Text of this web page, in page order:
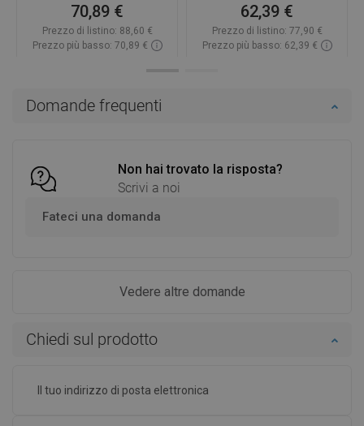
Domande frequenti
Non hai trovato la risposta?
Scrivi a noi
Fateci una domanda
Vedere altre domande
Chiedi sul prodotto
70,89 €
Prezzo di listino: 88,60 €
Prezzo più basso: 70,89 €
62,39 €
Prezzo di listino: 77,90 €
Prezzo più basso: 62,39 €